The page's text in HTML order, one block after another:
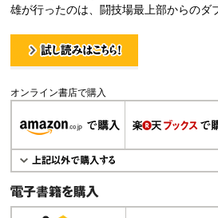
雄が行ったのは、闘技場最上部からの
オンライン書店で購入
電子書籍で購入